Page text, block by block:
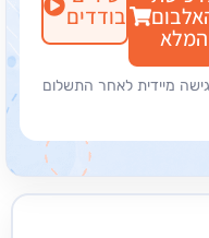
בודדים
לאחר התשלום